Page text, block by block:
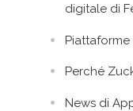
digitale di
Perché
News di